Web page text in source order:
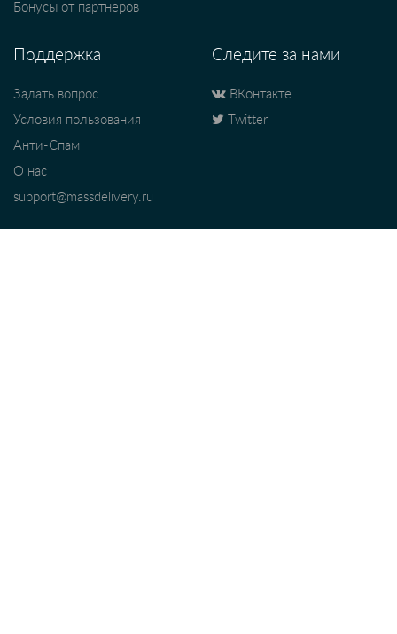
Бонусы от партнеров
Поддержка
Задать вопрос
Условия пользования
Анти-Спам
О нас
support@massdelivery.ru
Следите за нами
ВКонтакте
Twitter